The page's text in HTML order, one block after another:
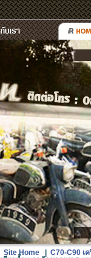
Site Home| C70-C90 เ